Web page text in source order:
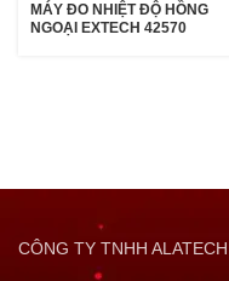
MÁY ĐO NHIỆT ĐỘ HỒNG
NGOẠI EXTECH 42570
CÔNG TY TNHH ALATECH